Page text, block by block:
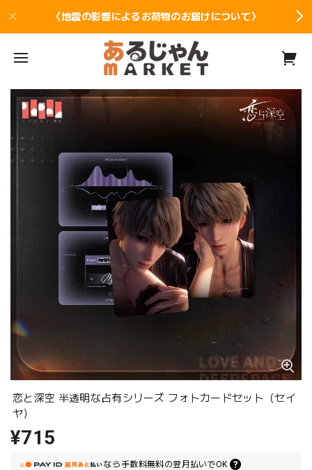
〈地震の影響によるお荷物のお届けについて〉
恋と深空 半透明な占有シリーズ フォトカードセット（セイ
ヤ）
¥715
なら 手数料無料の翌月払いでOK